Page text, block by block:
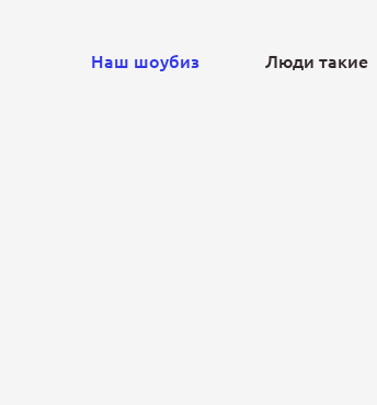
Наш шоубиз Люди такие